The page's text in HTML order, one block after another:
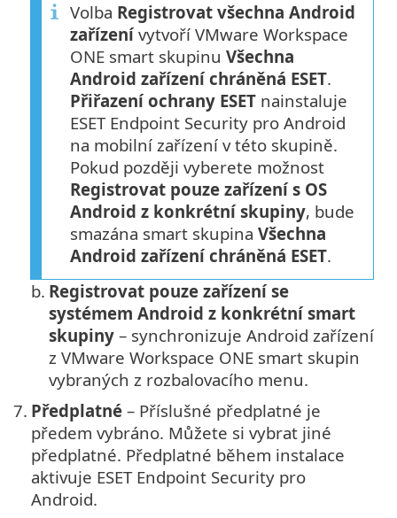
Volba Registrovat všechna Android
zařízenívytvoří VMware Workspace
ONE smart skupinu Všechna
Android zařízení chráněná ESET.
Přiřazení ochrany ESET nainstaluje
ESET Endpoint Security pro Android
na mobilní zařízení v této skupině.
Pokud později vyberete možnost
Registrovat pouze zařízení s OS
Android z konkrétní skupiny, bude
smazána smart skupina Všechna
Android zařízení chráněná ESET.
b. Registrovat pouze zařízení se
systémem Android z konkrétní smart
skupiny – synchronizuje Android zařízení
z VMware Workspace ONE smart skupin
vybraných z rozbalovacího menu.
7. Předplatné – Příslušné předplatné je
předem vybráno. Můžete si vybrat jiné
předplatné. Předplatné během instalace
aktivuje ESET Endpoint Security pro
Android.